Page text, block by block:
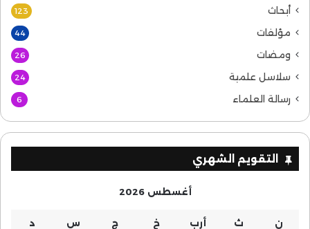
أبحاث 123
مؤلفات 44
ومضات 26
سلاسل علمية 24
رسالة العلماء 6
التقويم الشهري
أغسطس 2026
ن ث أرب خ ج س د